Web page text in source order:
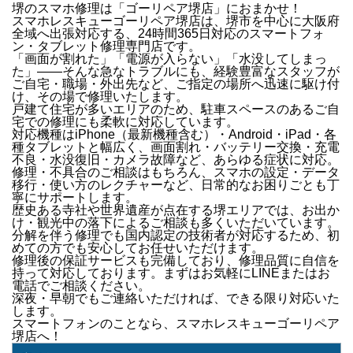
堺のスマホ修理は「ゴーリペア堺店」におまかせ！
スマホレスキューゴーリペア堺店は、 堺市を中心に大阪府
全域へ出張対応する、24時間365日対応のスマートフォ
ン・タブレット修理専門店です。
「画面が割れた」「電源が入らない」「水没してしまっ
た」 ——そんな急なトラブルにも、経験豊富なスタッフが
ご自宅・職場・外出先など、ご指定の場所へ迅速に駆け付
け 、その場で修理いたします。
戸建て住宅が多いエリアのため、駐車スペースのあるご自
宅での修理にも柔軟に対応しています。
対応機種はiPhone（最新機種含む）・Android・iPad・各
種タブレット と幅広く、 画面割れ・バッテリー交換・充電
不良・水没復旧・カメラ故障など、あらゆる症状に対応。
修理・不具合のご相談はもちろん、
スマホの設定・データ
移行・使い方のレクチャーなど、日常的なお困りごとも丁
寧にサポートします。
歴史ある寺社や世界遺産が点在する堺エリアでは、 お出か
け・観光中の落下によるご相談も多くいただいています。
分解を伴う修理でも国内認定の技術者が対応するため、初
めての方でも安心してお任せいただけます。
修理後の保証サービス も完備しており、修理品質に自信を
持って対応しております。
まずはお気軽にLINEまたはお
電話でご相談ください。
深夜・早朝でもご連絡いただければ、できる限り対応いた
します。
スマートフォンのことなら、
スマホレスキューゴーリペア
堺店へ！